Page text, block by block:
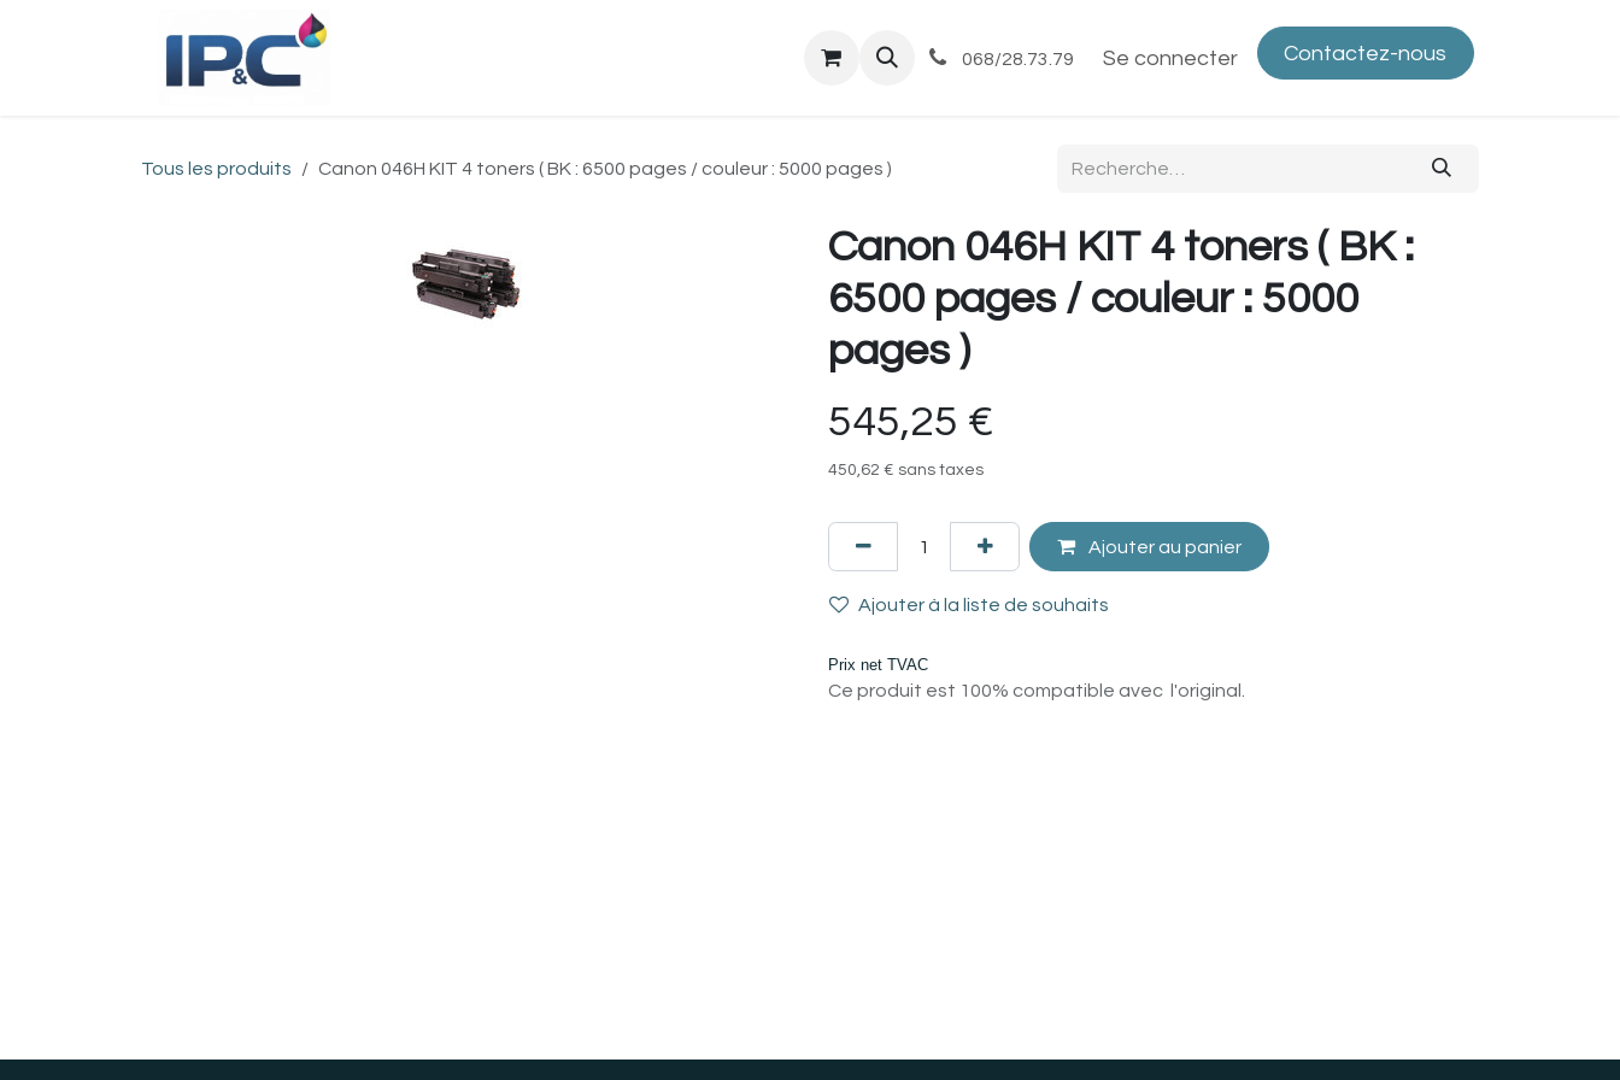
Commandes et livraisons Contactez-nous Politique de confidentialité
068/28.73.79 Se connecter Contactez-nous
Tous les produits Canon 046H KIT 4 toners ( BK : 6500 pages / couleur : 5000 pages )
Canon 046H KIT 4 toners ( BK :
6500 pages / couleur : 5000
pages )
545,25 €
450,62 € sans taxes
Ajouter au panier
Ajouter à la liste de souhaits
Prix net TVAC
Ce produit est 100% compatible avec l'original.